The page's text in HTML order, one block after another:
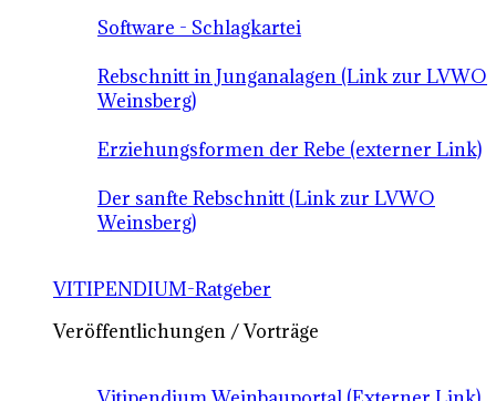
Software - Schlagkartei
Rebschnitt in Junganalagen (Link zur LVWO
Weinsberg)
Erziehungsformen der Rebe (externer Link)
Der sanfte Rebschnitt (Link zur LVWO
Weinsberg)
VITIPENDIUM-Ratgeber
Veröffentlichungen / Vorträge